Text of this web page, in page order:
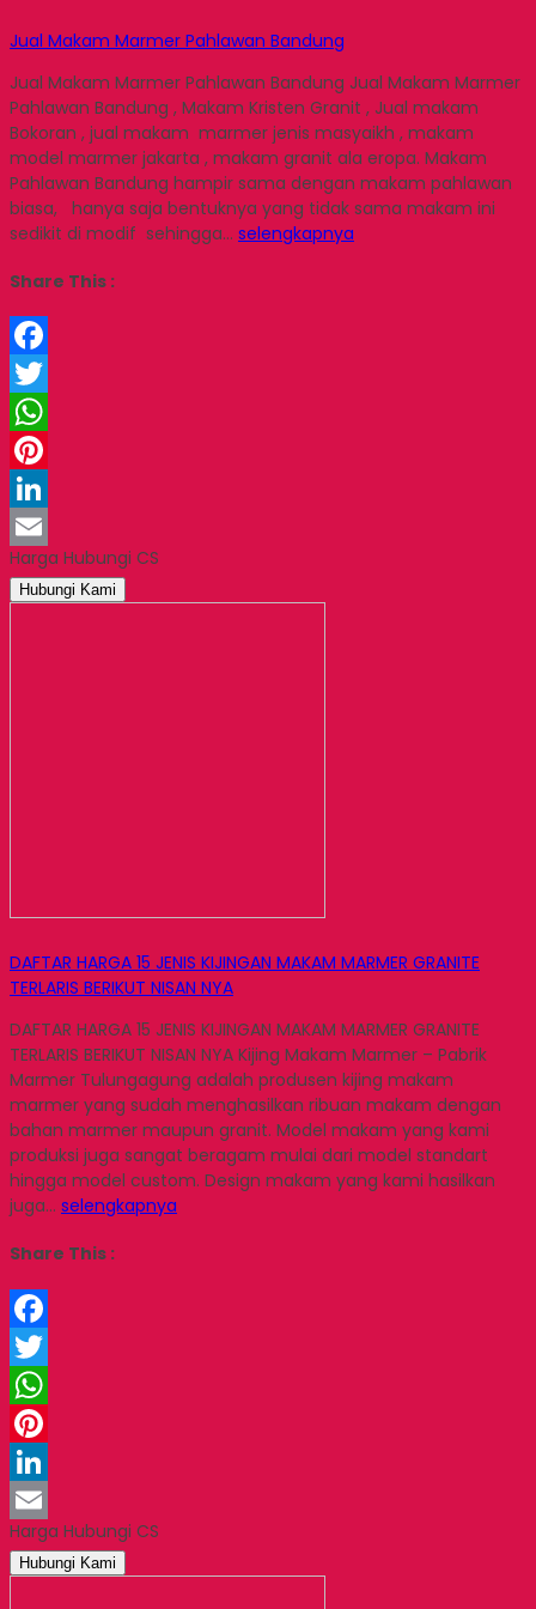
Jual Makam Marmer Pahlawan Bandung
Jual Makam Marmer Pahlawan Bandung Jual Makam Marmer
Pahlawan Bandung , Makam Kristen Granit , Jual makam
Bokoran , jual makam marmer jenis masyaikh , makam
model marmer jakarta , makam granit ala eropa. Makam
Pahlawan Bandung hampir sama dengan makam pahlawan
biasa, hanya saja bentuknya yang tidak sama makam ini
sedikit di modif sehingga… selengkapnya
Share This :
Facebook
Twitter
WhatsApp
Pinterest
LinkedIn
Email
Harga Hubungi CS
Hubungi Kami
DAFTAR HARGA 15 JENIS KIJINGAN MAKAM MARMER GRANITE
TERLARIS BERIKUT NISAN NYA
DAFTAR HARGA 15 JENIS KIJINGAN MAKAM MARMER GRANITE
TERLARIS BERIKUT NISAN NYA Kijing Makam Marmer – Pabrik
Marmer Tulungagung adalah produsen kijing makam
marmer yang sudah menghasilkan ribuan makam dengan
bahan marmer maupun granit. Model makam yang kami
produksi juga sangat beragam mulai dari model standart
hingga model custom. Design makam yang kami hasilkan
juga… selengkapnya
Share This :
Facebook
Twitter
WhatsApp
Pinterest
LinkedIn
Email
Harga Hubungi CS
Hubungi Kami